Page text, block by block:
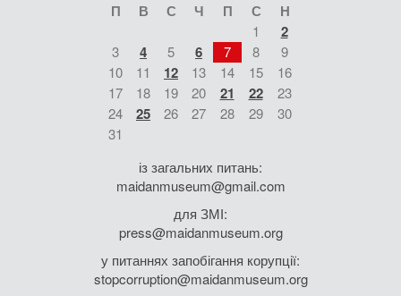
П В С Ч П С Н
1 2
3 4 5 6 7 8
9
10
11 12 13 14 15
16
17
18 19 20 21 22
23
24
25 26 27 28 29
30
31
із загальних питань:
maidanmuseum@gmail.com
для ЗМІ:
press@maidanmuseum.org
у питаннях запобігання корупції:
stopcorruption@maidanmuseum.org